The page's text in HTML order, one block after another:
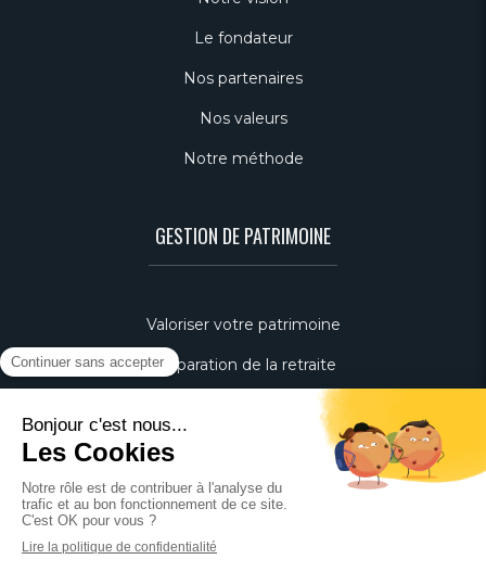
Le fondateur
Nos partenaires
Nos valeurs
Notre méthode
GESTION DE PATRIMOINE
Valoriser votre patrimoine
Préparation de la retraite
Transmission du patrimoine
Placement de trésorerie